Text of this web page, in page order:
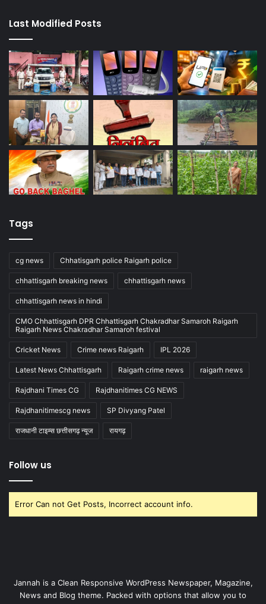
Last Modified Posts
Tags
cg news Chhatisgarh police Raigarh police
chhattisgarh breaking news chhattisgarh news
chhattisgarh news in hindi
CMO Chhattisgarh DPR Chhattisgarh Chakradhar Samaroh Raigarh
Raigarh News Chakradhar Samaroh festival
Cricket News Crime news Raigarh IPL 2026
Latest News Chhattisgarh Raigarh crime news raigarh news
Rajdhani Times CG Rajdhanitimes CG NEWS
Rajdhanitimescg news SP Divyang Patel
राजधानी टाइम्स छत्तीसगढ़ न्यूज रायगढ़
Follow us
Error Can not Get Posts, Incorrect account info.
Jannah is a Clean Responsive WordPress Newspaper, Magazine,
News and Blog theme. Packed with options that allow you to